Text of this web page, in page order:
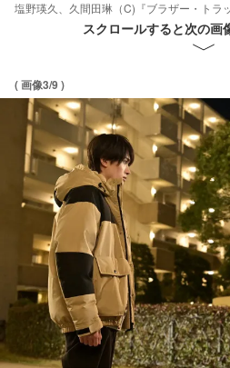
塩野瑛久、久間田琳（C)『ブラザー・トラ
スクロールすると次の画
( 画像3/9 )